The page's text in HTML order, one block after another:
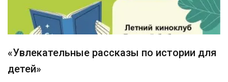
«Увлекательные рассказы по истории для
детей»